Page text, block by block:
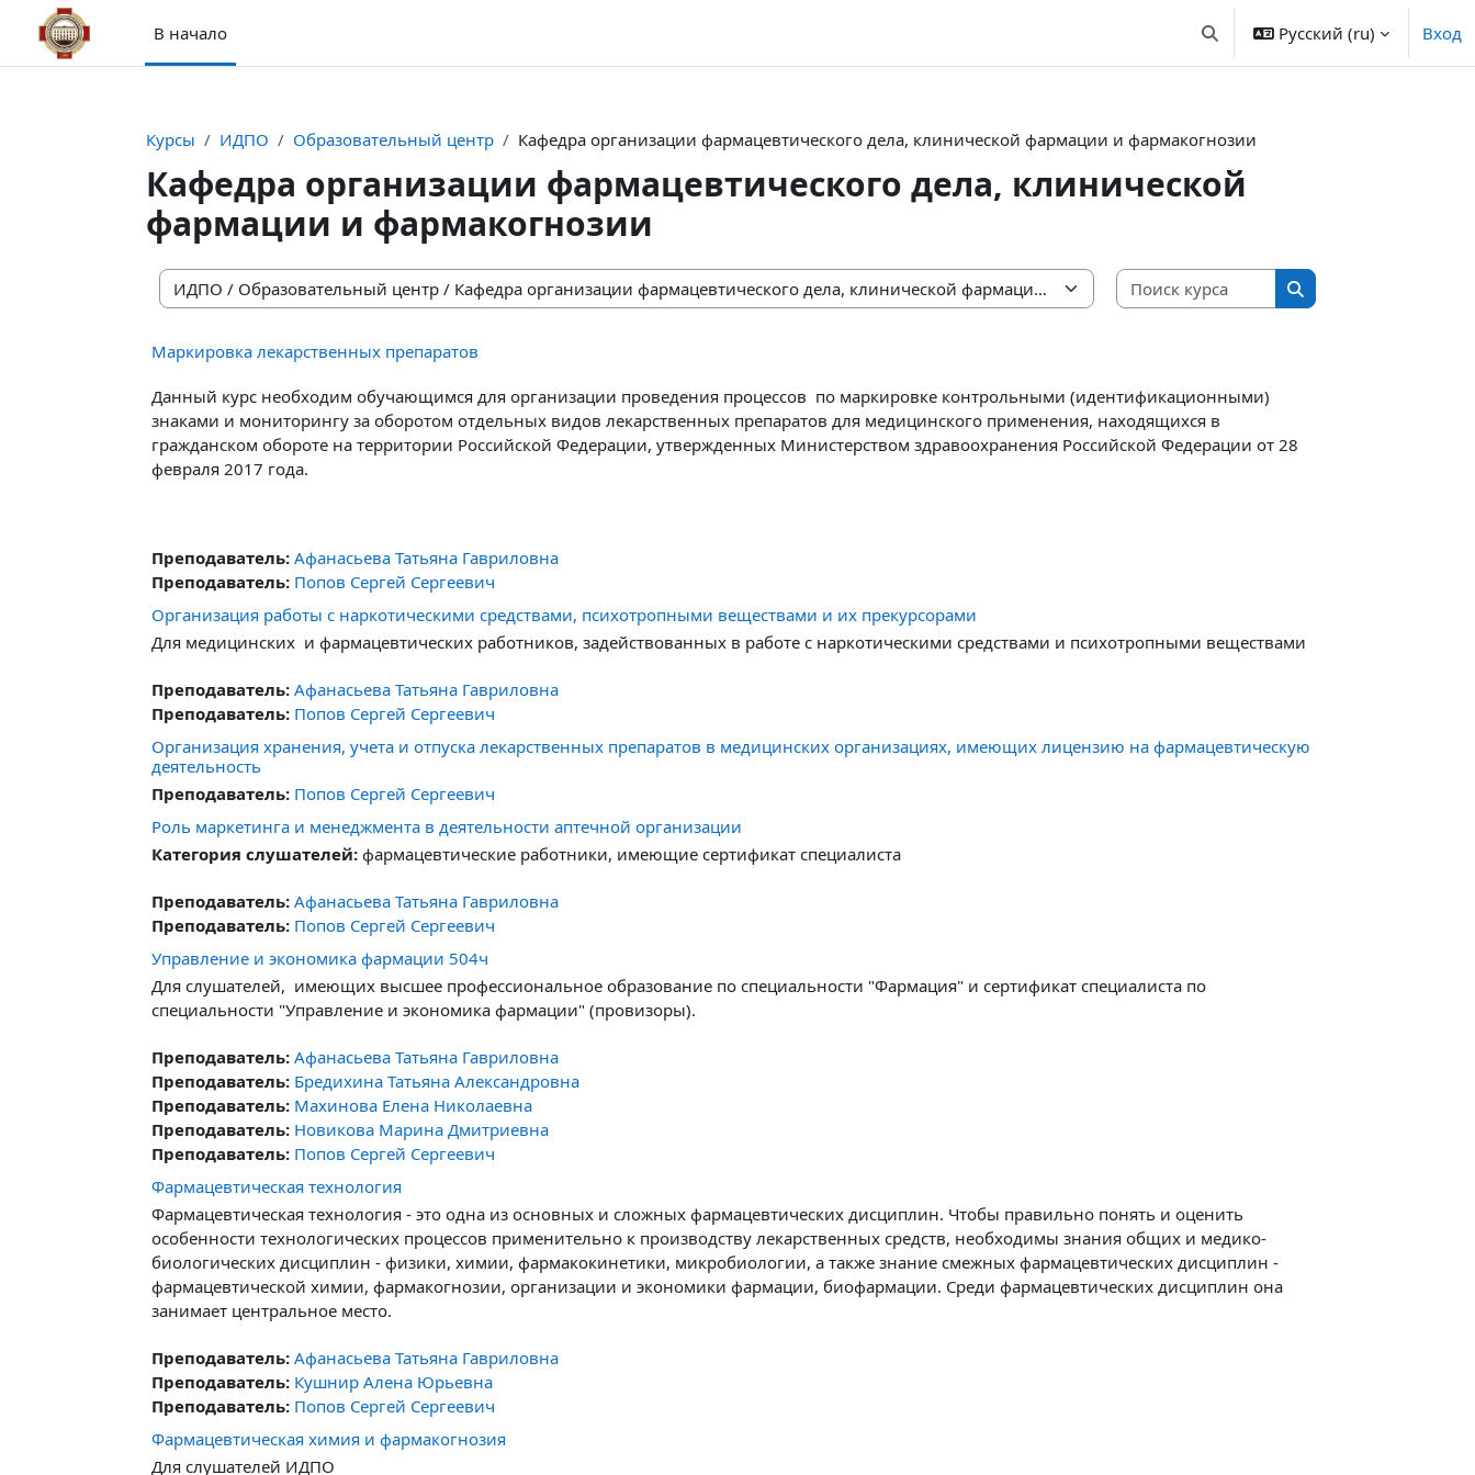
Перейти к основному содержанию
В начало
Изменить данные поисковой
Русский ‎(ru)‎ Вход
Курсы ИДПО Образовательный центр Кафедра организации фармацевтического дела, клинической фармации и фармакогнозии
Кафедра организации фармацевтического дела, клинической
фармации и фармакогнозии
Категории курсов
Поиск курса
Поиск курса
Маркировка лекарственных препаратов
Данный курс необходим обучающимся для организации проведения процессов по маркировке контрольными (идентификационными)
знаками и мониторингу за оборотом отдельных видов лекарственных препаратов для медицинского применения, находящихся в
гражданском обороте на территории Российской Федерации, утвержденных Министерством здравоохранения Российской Федерации от 28
февраля 2017 года.
Преподаватель:Афанасьева Татьяна Гавриловна
Преподаватель: Попов Сергей Сергеевич
Организация работы с наркотическими средствами, психотропными веществами и их прекурсорами
Для медицинских и фармацевтических работников, задействованных в работе с наркотическими средствами и психотропными веществами
Преподаватель:Афанасьева Татьяна Гавриловна
Преподаватель: Попов Сергей Сергеевич
Организация хранения, учета и отпуска лекарственных препаратов в медицинских организациях, имеющих лицензию на фармацевтическую
деятельность
Преподаватель: Попов Сергей Сергеевич
Роль маркетинга и менеджмента в деятельности аптечной организации
Категория слушателей: фармацевтические работники, имеющие сертификат специалиста
Преподаватель:Афанасьева Татьяна Гавриловна
Преподаватель: Попов Сергей Сергеевич
Управление и экономика фармации 504ч
Для слушателей, имеющих высшее профессиональное образование по специальности "Фармация" и сертификат специалиста по
специальности "Управление и экономика фармации" (провизоры).
Преподаватель:Афанасьева Татьяна Гавриловна
Преподаватель: Бредихина Татьяна Александровна
Преподаватель: Махинова Елена Николаевна
Преподаватель: Новикова Марина Дмитриевна
Преподаватель: Попов Сергей Сергеевич
Фармацевтическая технология
Фармацевтическая технология - это одна из основных и сложных фармацевтических дисциплин. Чтобы правильно понять и оценить
особенности технологических процессов применительно к производству лекарственных средств, необходимы знания общих и медико-
биологических дисциплин - физики, химии, фармакокинетики, микробиологии, а также знание смежных фармацевтических дисциплин -
фармацевтической химии, фармакогнозии, организации и экономики фармации, биофармации. Среди фармацевтических дисциплин она
занимает центральное место.
Преподаватель:Афанасьева Татьяна Гавриловна
Преподаватель: Кушнир Алена Юрьевна
Преподаватель: Попов Сергей Сергеевич
Фармацевтическая химия и фармакогнозия
Для слушателей ИДПО